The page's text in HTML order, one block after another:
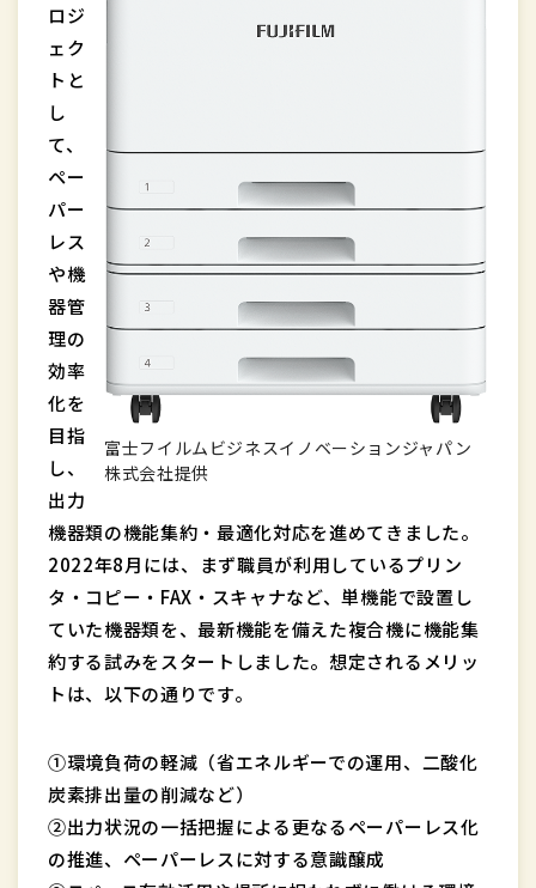
富士フイルムビジネスイノベーションジャパン
株式会社提供
ロジ
ェク
トと
し
て、
ペー
パー
レス
や機
器管
理の
効率
化を
目指
し、
出力
機器類の機能集約・最適化対応を進めてきました。
2022年8月には、まず職員が利用しているプリン
タ・コピー・FAX・スキャナなど、単機能で設置し
ていた機器類を、最新機能を備えた複合機に機能集
約する試みをスタートしました。想定されるメリッ
トは、以下の通りです。
①環境負荷の軽減（省エネルギーでの運用、二酸化
炭素排出量の削減など）
②出力状況の一括把握による更なるペーパーレス化
の推進、ペーパーレスに対する意識醸成